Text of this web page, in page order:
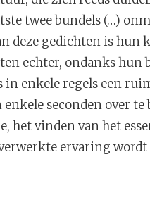
twee bundels (…)
deze gedichten is hun
echter, ondanks
in enkele regels een
seconden over te
het vinden van het
ervaring wordt